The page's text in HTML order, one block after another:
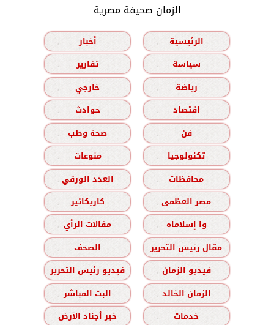
الزمان صحيفة مصرية
الرئيسية
أخبار
سياسة
تقارير
رياضة
خارجي
اقتصاد
حوادث
فن
صحة وطب
تكنولوجيا
منوعات
محافظات
العدد الورقي
مصر العظمى
كاريكاتير
وا إسلاماه
مقالات الرأي
مقال رئيس التحرير
الصحف
فيديو الزمان
فيديو رئيس التحرير
الزمان الخالد
البث المباشر
خدمات
خير أجناد الأرض